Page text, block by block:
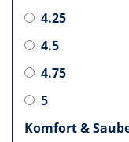
4.25
4.5
4.75
5
Komfort &